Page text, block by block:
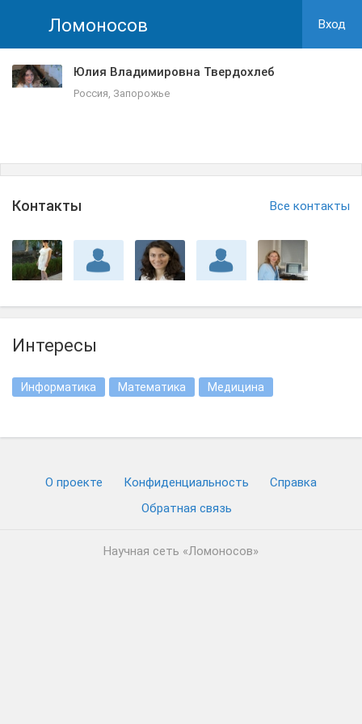
Ломоносов Вход
Юлия Владимировна Твердохлеб
Россия, Запорожье
Контакты Все контакты
Интересы
Информатика Математика Медицина
О проекте Конфиденциальность
Cправка
Обратная связь
Научная сеть «Ломоносов»